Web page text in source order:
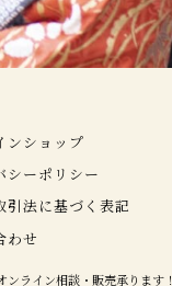
ンショップ
シーポリシー
引法に基づく表記
わせ
ンライン相談・販売承ります！